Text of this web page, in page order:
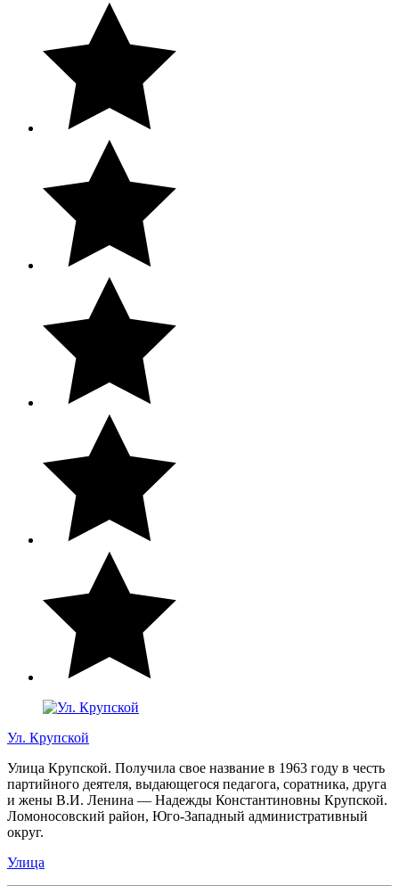
Ул. Крупской
Улица Крупской. Получила свое название в 1963 году в честь
партийного деятеля, выдающегося педагога, соратника, друга
и жены В.И. Ленина — Надежды Константиновны Крупской.
Ломоносовский район, Юго-Западный административный
округ.
Улица